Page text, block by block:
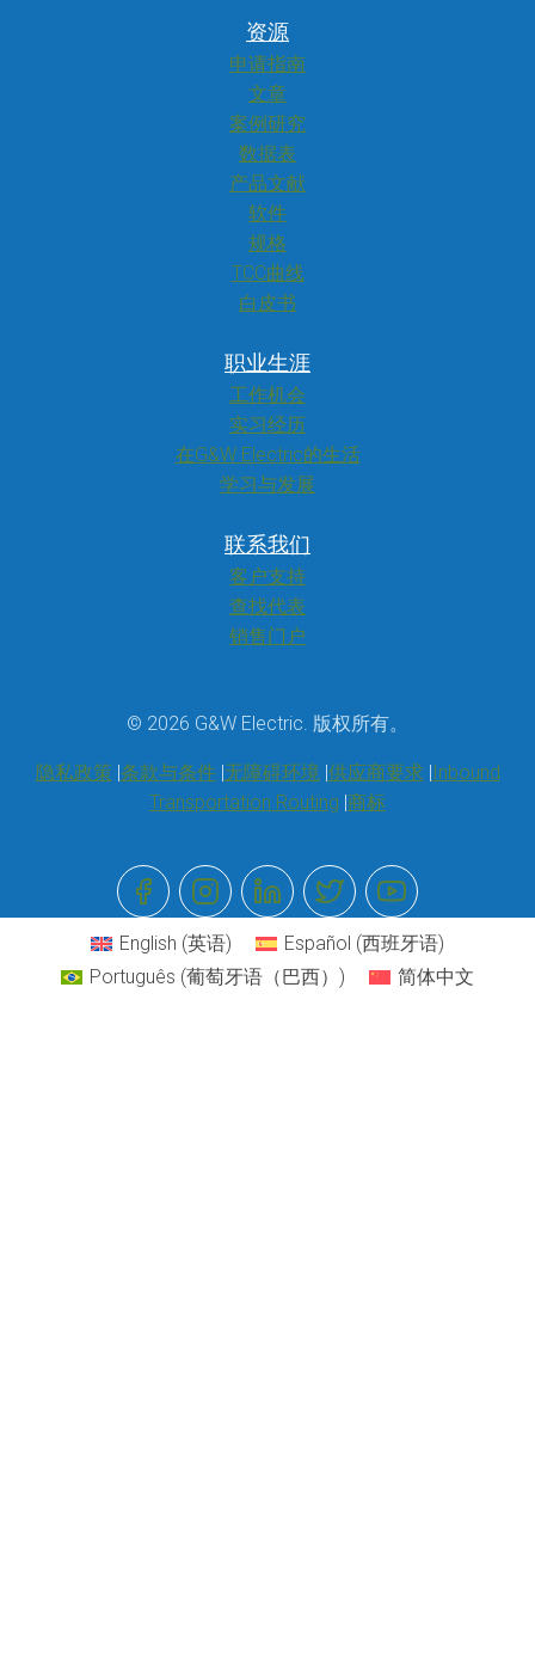
资源
申请指南
文章
案例研究
数据表
产品文献
软件
规格
TCC曲线
白皮书
职业生涯
工作机会
实习经历
在G&W Electric的生活
学习与发展
联系我们
客户支持
查找代表
销售门户
© 2026 G&W Electric. 版权所有。
隐私政策 条款与条件 无障碍环境 供应商要求 Inbound
Transportation Routing 商标
English (英语) Español (西班牙语)
Português (葡萄牙语（巴西） ) 简体中文